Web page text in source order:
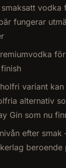
vodka
fungerar
variant
alternativ
Gin som nu
efter smak
beroende